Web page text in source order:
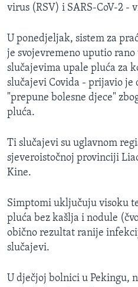
virus (RSV) i SARS-CoV-2 -
U ponedjeljak, sistem za
je svojevremeno uputio
slučajevima upale pluća za
slučajevi Covida - prijavio je
"prepune bolesne djece"
pluća.
Ti slučajevi su uglavnom
sjeveroistočnoj provinciji
Kine.
Simptomi uključuju visoku
pluća bez kašlja i nodule
obično rezultat ranije
slučajevi.
U dječjoj bolnici u Pekingu,